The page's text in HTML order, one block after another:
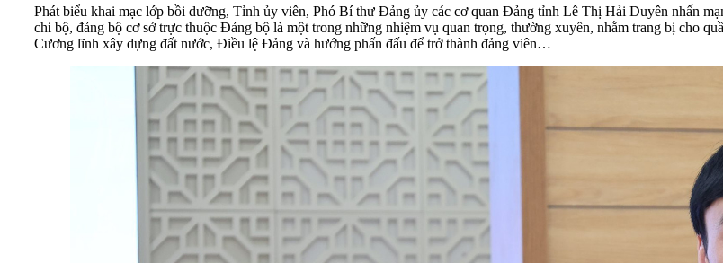
Phát biểu khai mạc lớp bồi dưỡng, Tỉnh ủy viên, Phó Bí thư Đảng ủy các cơ quan Đảng tỉnh Lê Thị Hải Duyên nhấn
chi bộ, đảng bộ cơ sở trực thuộc Đảng bộ là một trong những nhiệm vụ quan trọng, thường xuyên, nhằm trang bị cho
Cương lĩnh xây dựng đất nước, Điều lệ Đảng và hướng phấn đấu để trở thành đảng viên…